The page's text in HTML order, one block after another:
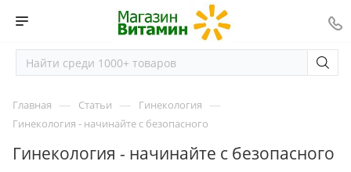
Главная — Статьи — Гинекология —
Гинекология - начинайте с безопасного
Гинекология - начинайте с безопасного